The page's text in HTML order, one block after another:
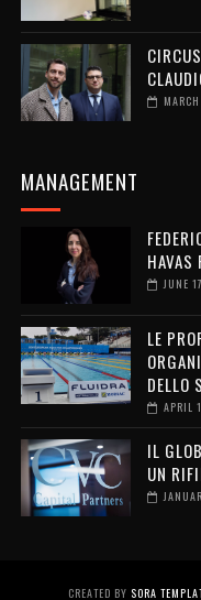
MANAGEMENT
HAVAS
JUNE
LE
DELLO
APRIL
IL
UN
CREATED BY SORA